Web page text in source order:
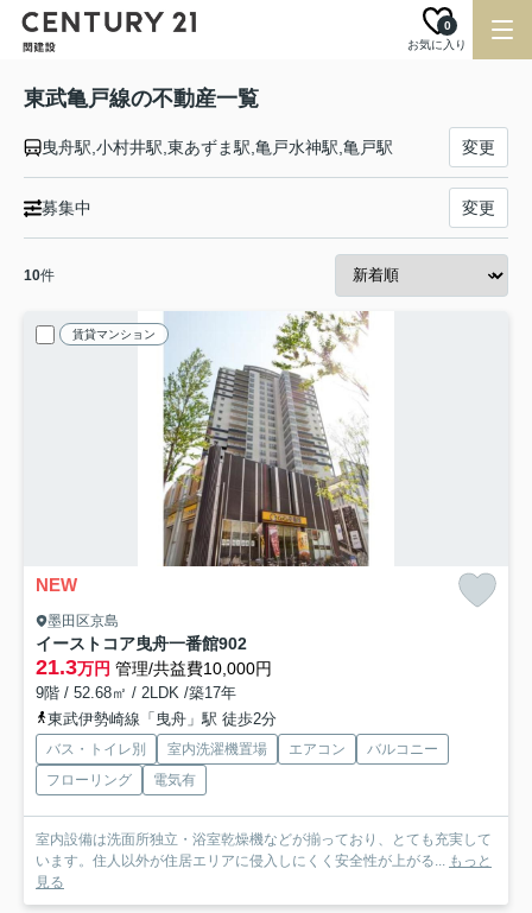
お気に入り
0
東武亀戸線の不動産一覧
曳舟駅,小村井駅,東あずま駅,亀戸水神駅,亀戸駅 変更
募集中 変更
10件
賃貸マンション
NEW
墨田区京島
イーストコア曳舟一番館902
21.3万円 管理/共益費10,000円
9階 / 52.68㎡ / 2LDK /築17年
東武伊勢崎線「曳舟」駅 徒歩2分
バス・トイレ別 室内洗濯機置場 エアコン
バルコニー
フローリング
電気有
室内設備は洗面所独立・浴室乾燥機などが揃っており、とても充実して
います。住人以外が住居エリアに侵入しにくく安全性が上がる... もっと
見る